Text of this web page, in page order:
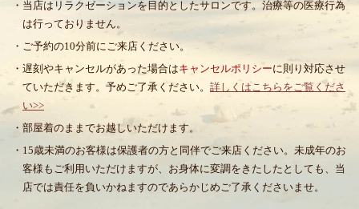
・当店はリラクゼーションを目的としたサロンです。治療等の医療行為
は行っておりません。
・ご予約の10分前にご来店ください。
・遅刻やキャンセルがあった場合はキャンセルポリシーに則り対応させ
ていただきます。予めご了承ください。 詳しくはこちらをご覧くださ
い>>
・部屋着のままでお越しいただけます。
・15歳未満のお客様は保護者の方と同伴でご来店ください。未成年のお
客様もご利用いただけますが、お身体に変調をきたしたとしても、当
店では責任を負いかねますのであらかじめご了承くださいませ。